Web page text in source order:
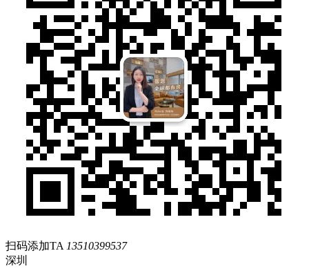
扫码添加TA 13510399537
深圳